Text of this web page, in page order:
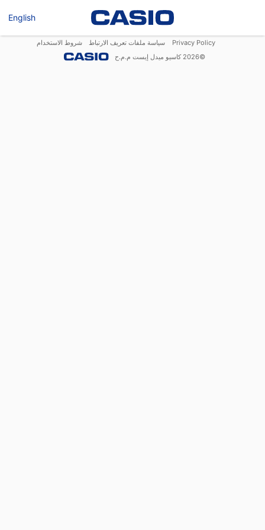
English
Privacy Policy سياسة ملفات تعريف الارتباط
شروط الاستخدام
©
2026 كاسيو ميدل إيست م.م.ح